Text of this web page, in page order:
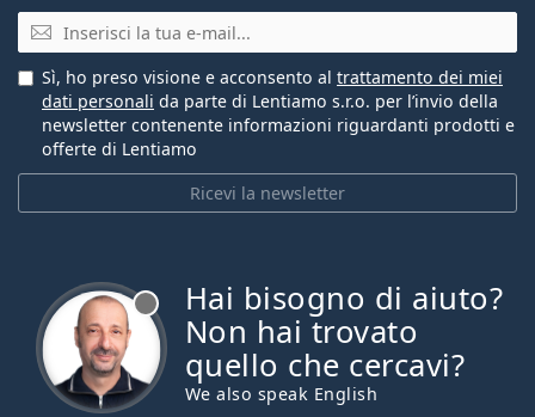
E-mail
Ricevi la newsletter
Sì, ho preso visione e acconsento al trattamento dei miei
dati personali da parte di Lentiamo s.r.o. per l’invio della
newsletter contenente informazioni riguardanti prodotti e
offerte di Lentiamo
Hai bisogno di aiuto?
Non hai trovato
quello che cercavi?
We also speak English